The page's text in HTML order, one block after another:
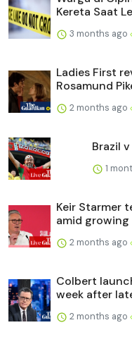
Kereta Saat
3 months ago
Ladies First
Rosamund
2 months ago
Brazil
1
Keir Starmer
amid growing
2 months ago
Colbert
week after
2 months ago